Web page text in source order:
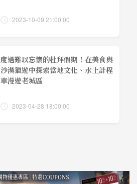
2023-10-09 21:00:00
度過難以忘懷的杜拜假期！在美食與
沙漠獵遊中探索當地文化、水上計程
車漫遊老城區
2023-04-28 18:00:00